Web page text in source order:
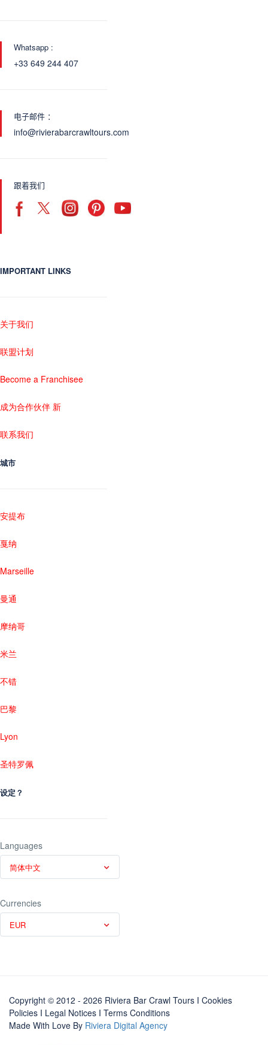
Whatsapp :
+33 649 244 407
电子邮件 ：
info@rivierabarcrawltours.com
跟着我们
IMPORTANT LINKS
关于我们
联盟计划
Become a Franchisee
成为合作伙伴 新
联系我们
城市
安提布
戛纳
Marseille
曼通
摩纳哥
米兰
不错
巴黎
Lyon
圣特罗佩
设定？
Languages
简体中文
Currencies
EUR
Copyright © 2012 - 2026 Riviera Bar Crawl Tours I Cookies
Policies I Legal Notices I Terms Conditions
Made With Love By Riviera Digital Agency